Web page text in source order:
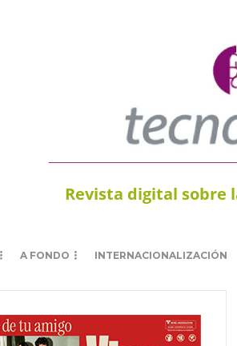
Revista digital sobre
A FONDO INTERNACIONALIZACIÓN